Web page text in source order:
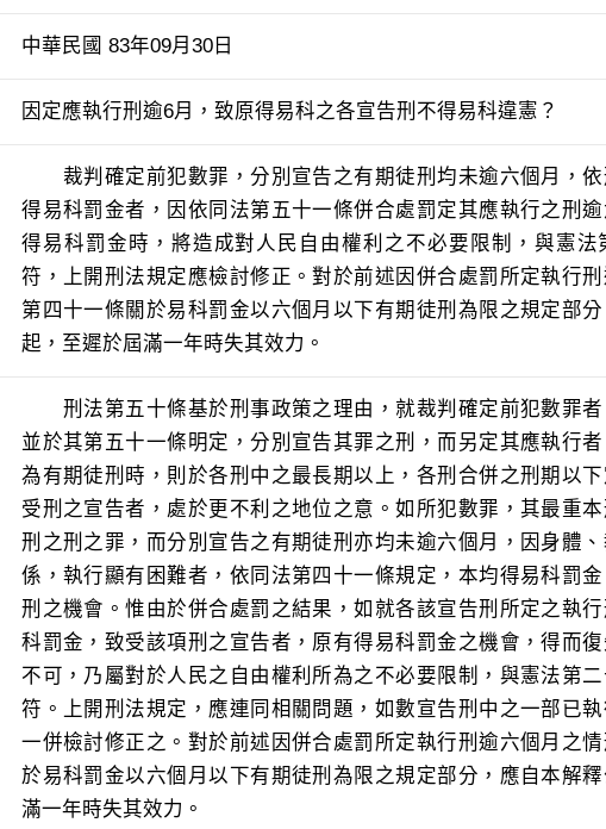
中華民國 83年09月30日
因定應執行刑逾6月，致原得易科之各宣告刑不得易科違憲？
裁判確定前犯數罪，分別宣告之有期徒刑均未逾六個月，依
得易科罰金者，因依同法第五十一條併合處罰定其應執行之刑
得易科罰金時，將造成對人民自由權利之不必要限制，與憲法
符，上開刑法規定應檢討修正。對於前述因併合處罰所定執行
第四十一條關於易科罰金以六個月以下有期徒刑為限之規定部
起，至遲於屆滿一年時失其效力。
刑法第五十條基於刑事政策之理由，就裁判確定前犯數罪者
並於其第五十一條明定，分別宣告其罪之刑，而另定其應執行
為有期徒刑時，則於各刑中之最長期以上，各刑合併之刑期以
受刑之宣告者，處於更不利之地位之意。如所犯數罪，其最重
刑之刑之罪，而分別宣告之有期徒刑亦均未逾六個月，因身體
係，執行顯有困難者，依同法第四十一條規定，本均得易科罰
刑之機會。惟由於併合處罰之結果，如就各該宣告刑所定之執
科罰金，致受該項刑之宣告者，原有得易科罰金之機會，得而
不可，乃屬對於人民之自由權利所為之不必要限制，與憲法第
符。上開刑法規定，應連同相關問題，如數宣告刑中之一部已執
一併檢討修正之。對於前述因併合處罰所定執行刑逾六個月之
於易科罰金以六個月以下有期徒刑為限之規定部分，應自本解